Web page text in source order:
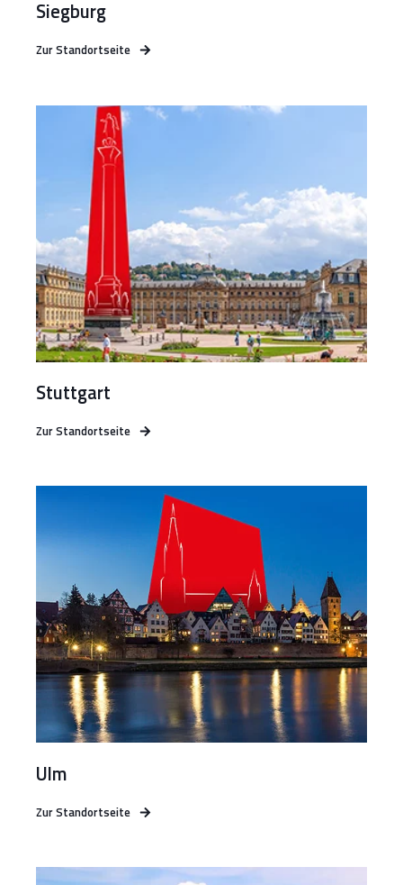
Siegburg
Zur Standortseite
Stuttgart
Zur Standortseite
Ulm
Zur Standortseite